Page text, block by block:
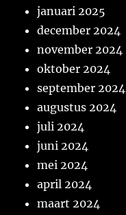
januari 2025
december 2024
november 2024
oktober 2024
september 2024
augustus 2024
juli 2024
juni 2024
mei 2024
april 2024
maart 2024